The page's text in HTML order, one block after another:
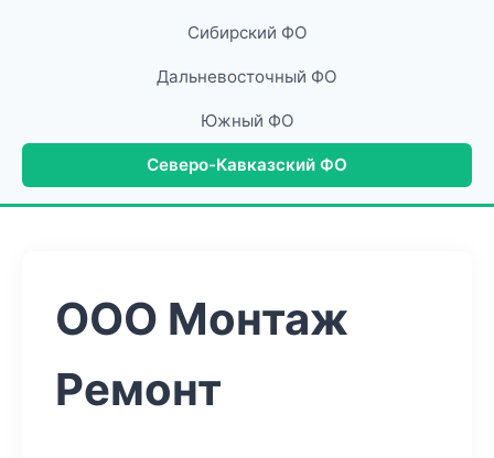
Сибирский ФО
Дальневосточный ФО
Южный ФО
Северо-Кавказский ФО
ООО Монтаж
Ремонт